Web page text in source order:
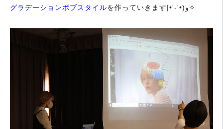
グラデーションボブスタイル を作っていきます‎|•'-'•)و✧